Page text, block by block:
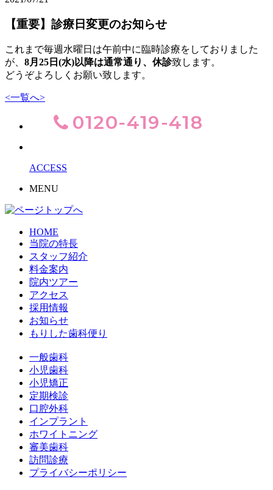
【重要】診療日変更のお知らせ
これまで毎週水曜日は午前中に臨時診療をしておりました
が、 8月25日(水)以降は通常通り、休診致します。
どうぞよろしくお願い致します。
<一覧へ>
ACCESS
MENU
HOME
当院の特長
スタッフ紹介
料金案内
院内ツアー
アクセス
採用情報
お知らせ
もりした歯科便り
一般歯科
小児歯科
小児矯正
定期検診
口腔外科
インプラント
ホワイトニング
審美歯科
訪問診療
プライバシーポリシー